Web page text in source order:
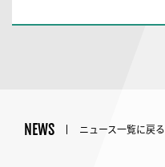
NEWS ニュース一覧に戻る